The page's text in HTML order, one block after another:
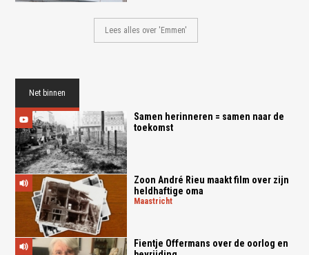
Lees alles over 'Emmen'
Net binnen
Samen herinneren = samen naar de
toekomst
Zoon André Rieu maakt film over zijn
heldhaftige oma
maastricht
Fientje Offermans over de oorlog en